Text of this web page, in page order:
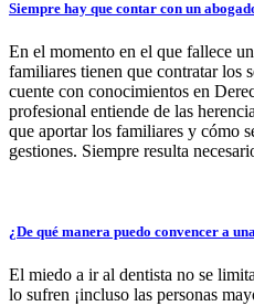
Siempre hay que contar con un
En el momento en el que fallece
familiares tienen que contratar los
cuente con conocimientos en
profesional entiende de las
que aportar los familiares y cómo
gestiones. Siempre resulta
¿De qué manera puedo convencer a
El miedo a ir al dentista no se
lo sufren ¡incluso las personas